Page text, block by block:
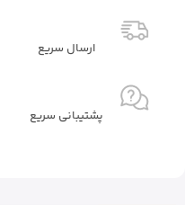
ارسال سریع
پشتیبانی سریع